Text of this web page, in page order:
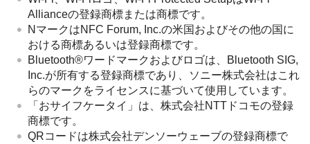
Allianceの登録商標または商標です。
NマークはNFC Forum, Inc.の米国およびその他の国に
おける商標あるいは登録商標です。
Bluetooth®ワードマークおよびロゴは、Bluetooth SIG,
Inc.が所有する登録商標であり、ソニー株式会社はこれ
らのマークをライセンスに基づいて使用しています。
「おサイフケータイ」は、株式会社NTTドコモの登録
商標です。
QRコードは株式会社デンソーウェーブの登録商標で